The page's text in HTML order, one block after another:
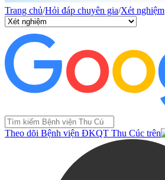
Trang chủ/Hỏi đáp chuyên gia/Xét nghiệm
Theo dõi Bệnh viện ĐKQT Thu Cúc trên